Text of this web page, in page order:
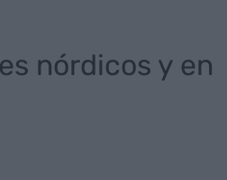
nórdicos y en